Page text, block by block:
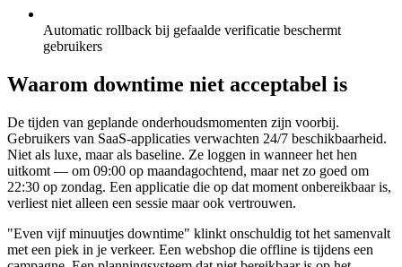
Automatic rollback bij gefaalde verificatie beschermt
gebruikers
Waarom downtime niet acceptabel is
De tijden van geplande onderhoudsmomenten zijn voorbij.
Gebruikers van SaaS-applicaties verwachten 24/7 beschikbaarheid.
Niet als luxe, maar als baseline. Ze loggen in wanneer het hen
uitkomt — om 09:00 op maandagochtend, maar net zo goed om
22:30 op zondag. Een applicatie die op dat moment onbereikbaar is,
verliest niet alleen een sessie maar ook vertrouwen.
"Even vijf minuutjes downtime" klinkt onschuldig tot het samenvalt
met een piek in je verkeer. Een webshop die offline is tijdens een